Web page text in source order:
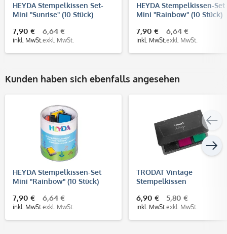
HEYDA Stempelkissen Set-
Mini "Sunrise" (10 Stück)
7,90 €
inkl. MwSt.
6,64 €
exkl. MwSt.
HEYDA Stempelkissen-Set
Mini "Rainbow" (10 Stück)
7,90 €
inkl. MwSt.
6,64 €
exkl. MwSt.
Kunden haben sich ebenfalls angesehen
HEYDA Stempelkissen-Set
Mini "Rainbow" (10 Stück)
7,90 €
inkl. MwSt.
6,64 €
exkl. MwSt.
TRODAT Vintage
Stempelkissen
6,90 €
inkl. MwSt.
5,80 €
exkl. MwSt.